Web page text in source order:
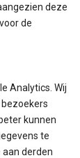
deze
de
Analytics. Wij
kunnen
te
derden